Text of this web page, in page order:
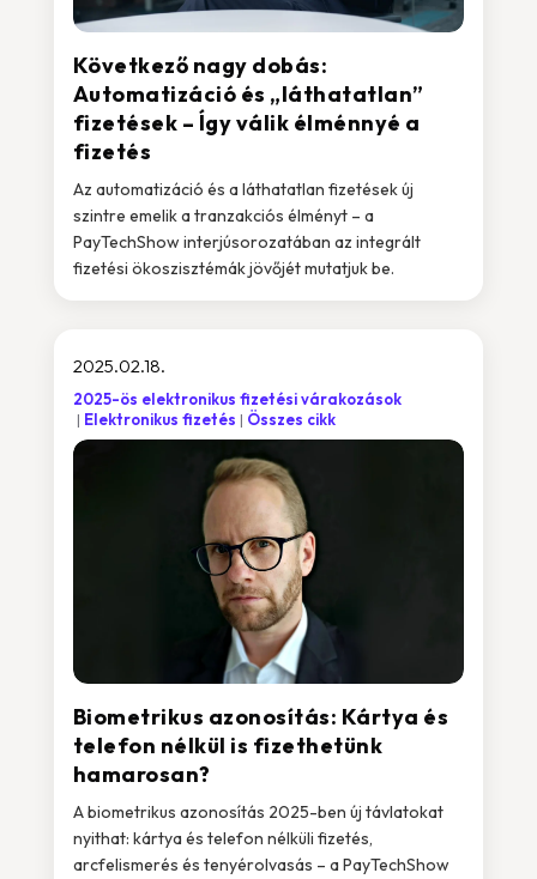
Következő nagy dobás:
Automatizáció és „láthatatlan”
fizetések – Így válik élménnyé a
fizetés
Az automatizáció és a láthatatlan fizetések új
szintre emelik a tranzakciós élményt – a
PayTechShow interjúsorozatában az integrált
fizetési ökoszisztémák jövőjét mutatjuk be.
Biometrikus azonosítás: Kártya és
telefon nélkül is fizethetünk
hamarosan?
2025.02.18.
2025-ös elektronikus fizetési várakozások
Elektronikus fizetés
Összes cikk
A biometrikus azonosítás 2025-ben új távlatokat
nyithat: kártya és telefon nélküli fizetés,
arcfelismerés és tenyérolvasás – a PayTechShow